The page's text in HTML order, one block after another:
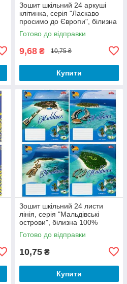
Зошит шкільний 24 аркуші
клітинка, серія "Ласкаво
просимо до Європи", білизна
100%
Готово до відправки
9,68 ₴ 10,75 ₴
Купити
Зошит шкільний 24 листи
лінія, серія "Мальдівські
острови", білизна 100%
Готово до відправки
10,75 ₴
Купити